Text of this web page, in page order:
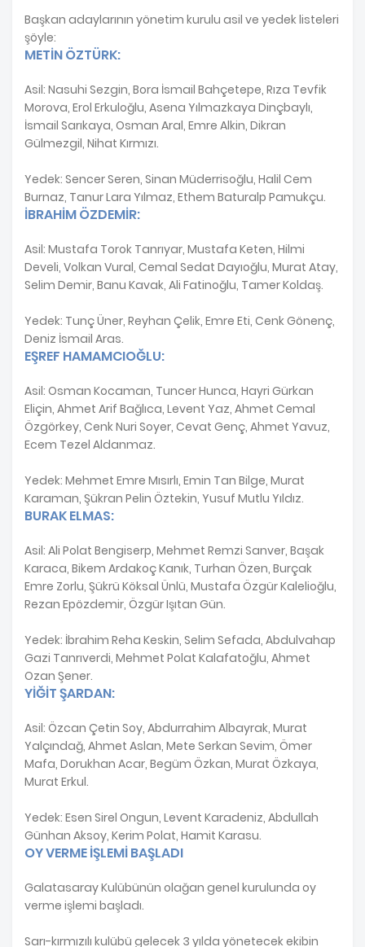
Başkan adaylarının yönetim kurulu asil ve yedek listeleri
şöyle:
METİN ÖZTÜRK:
Asil: Nasuhi Sezgin, Bora İsmail Bahçetepe, Rıza Tevfik
Morova, Erol Erkuloğlu, Asena Yılmazkaya Dinçbaylı,
İsmail Sarıkaya, Osman Aral, Emre Alkin, Dikran
Gülmezgil, Nihat Kırmızı.
Yedek: Sencer Seren, Sinan Müderrisoğlu, Halil Cem
Burnaz, Tanur Lara Yılmaz, Ethem Baturalp Pamukçu.
İBRAHİM ÖZDEMİR:
Asil: Mustafa Torok Tanrıyar, Mustafa Keten, Hilmi
Develi, Volkan Vural, Cemal Sedat Dayıoğlu, Murat Atay,
Selim Demir, Banu Kavak, Ali Fatinoğlu, Tamer Koldaş.
Yedek: Tunç Üner, Reyhan Çelik, Emre Eti, Cenk Gönenç,
Deniz İsmail Aras.
EŞREF HAMAMCIOĞLU:
Asil: Osman Kocaman, Tuncer Hunca, Hayri Gürkan
Eliçin, Ahmet Arif Bağlıca, Levent Yaz, Ahmet Cemal
Özgörkey, Cenk Nuri Soyer, Cevat Genç, Ahmet Yavuz,
Ecem Tezel Aldanmaz.
Yedek: Mehmet Emre Mısırlı, Emin Tan Bilge, Murat
Karaman, Şükran Pelin Öztekin, Yusuf Mutlu Yıldız.
BURAK ELMAS:
Asil: Ali Polat Bengiserp, Mehmet Remzi Sanver, Başak
Karaca, Bikem Ardakoç Kanık, Turhan Özen, Burçak
Emre Zorlu, Şükrü Köksal Ünlü, Mustafa Özgür Kalelioğlu,
Rezan Epözdemir, Özgür Işıtan Gün.
Yedek: İbrahim Reha Keskin, Selim Sefada, Abdulvahap
Gazi Tanrıverdi, Mehmet Polat Kalafatoğlu, Ahmet
Ozan Şener.
YİĞİT ŞARDAN:
Asil: Özcan Çetin Soy, Abdurrahim Albayrak, Murat
Yalçındağ, Ahmet Aslan, Mete Serkan Sevim, Ömer
Mafa, Dorukhan Acar, Begüm Özkan, Murat Özkaya,
Murat Erkul.
Yedek: Esen Sirel Ongun, Levent Karadeniz, Abdullah
Günhan Aksoy, Kerim Polat, Hamit Karasu.
OY VERME İŞLEMİ BAŞLADI
Galatasaray Kulübünün olağan genel kurulunda oy
verme işlemi başladı.
Sarı-kırmızılı kulübü gelecek 3 yılda yönetecek ekibin